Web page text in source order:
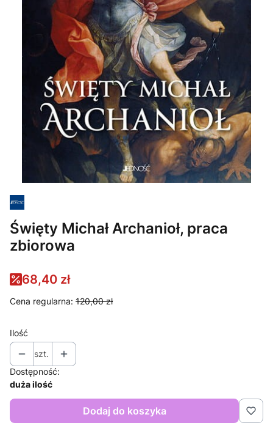
Święty Michał Archanioł, praca
zbiorowa
68,40 zł
Cena regularna: 120,00 zł
Ilość
szt.
Dostępność:
duża ilość
Dodaj do koszyka